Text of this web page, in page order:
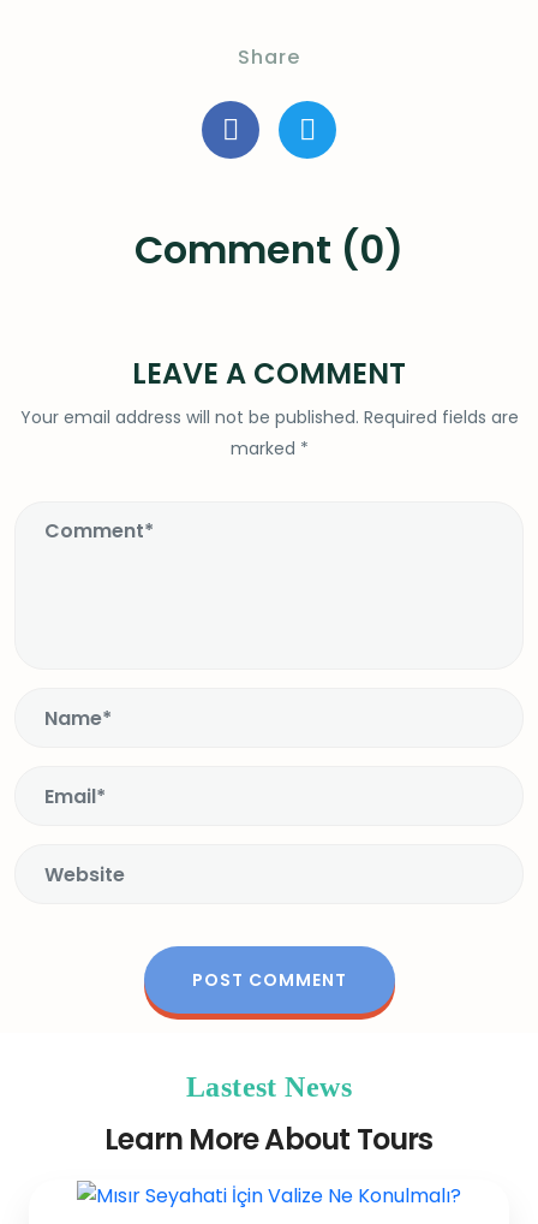
Share
Comment (0)
LEAVE A COMMENT
Your email address will not be published. Required fields are
marked *
Lastest News
Learn More About Tours